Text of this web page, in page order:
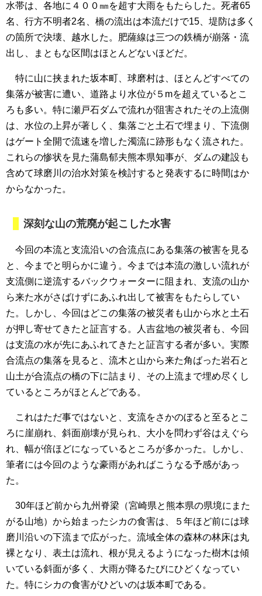
水帯は、各地に４００㎜を超す大雨をもたらした。死者65
名、行方不明者2名、橋の流出は本流だけで15、堤防は多く
の箇所で決壊、越水した。肥薩線は三つの鉄橋が崩落・流
出し、まともな区間はほとんどないほどだ。
特に山に挟まれた坂本町、球磨村は、ほとんどすべての
集落が被害に遭い、道路より水位が５mを超えているとこ
ろも多い。特に瀬戸石ダムで流れが阻害されたその上流側
は、水位の上昇が著しく、集落ごと土石で埋まり、下流側
はゲート全開で流速を増した濁流に跡形もなく流された。
これらの惨状を見た蒲島郁夫熊本県知事が、ダムの建設も
含めて球磨川の治水対策を検討すると発表するに時間はか
からなかった。
深刻な山の荒廃が起こした水害
今回の本流と支流沿いの合流点にある集落の被害を見る
と、今までと明らかに違う。今までは本流の激しい流れが
支流側に逆流するバックウォーターに阻まれ、支流の山か
ら来た水がさばけずにあふれ出して被害をもたらしてい
た。しかし、今回はどこの集落の被災者も山から水と土石
が押し寄せてきたと証言する。人吉盆地の被災者も、今回
は支流の水が先にあふれてきたと証言する者が多い。実際
合流点の集落を見ると、流木と山から来た角ばった岩石と
山土が合流点の橋の下に詰まり、その上流まで埋め尽くし
ているところがほとんどである。
これはただ事ではないと、支流をさかのぼると至るとこ
ろに崖崩れ、斜面崩壊が見られ、大小を問わず谷はえぐら
れ、幅が倍ほどになっているところが多かった。しかし、
筆者には今回のような豪雨があればこうなる予感があっ
た。
30年ほど前から九州脊梁（宮崎県と熊本県の県境にまた
がる山地）から始まったシカの食害は、５年ほど前には球
磨川沿いの下流まで広がった。流域全体の森林の林床は丸
裸となり、表土は流れ、根が見えるようになった樹木は傾
いている斜面が多く、大雨が降るたびにひどくなってい
た。特にシカの食害がひどいのは坂本町である。